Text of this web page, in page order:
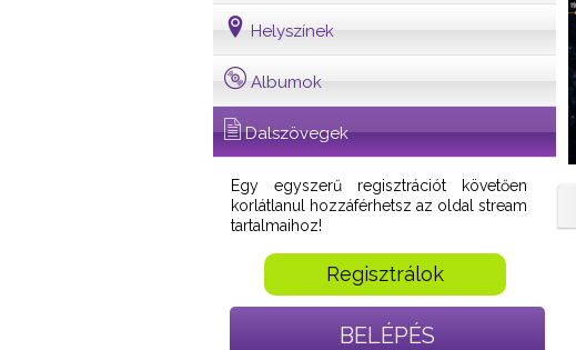
Helyszínek
Albumok
Dalszövegek
Egy egyszerű regisztrációt követően
korlátlanul hozzáférhetsz az oldal stream
tartalmaihoz!
Regisztrálok
BELÉPÉS